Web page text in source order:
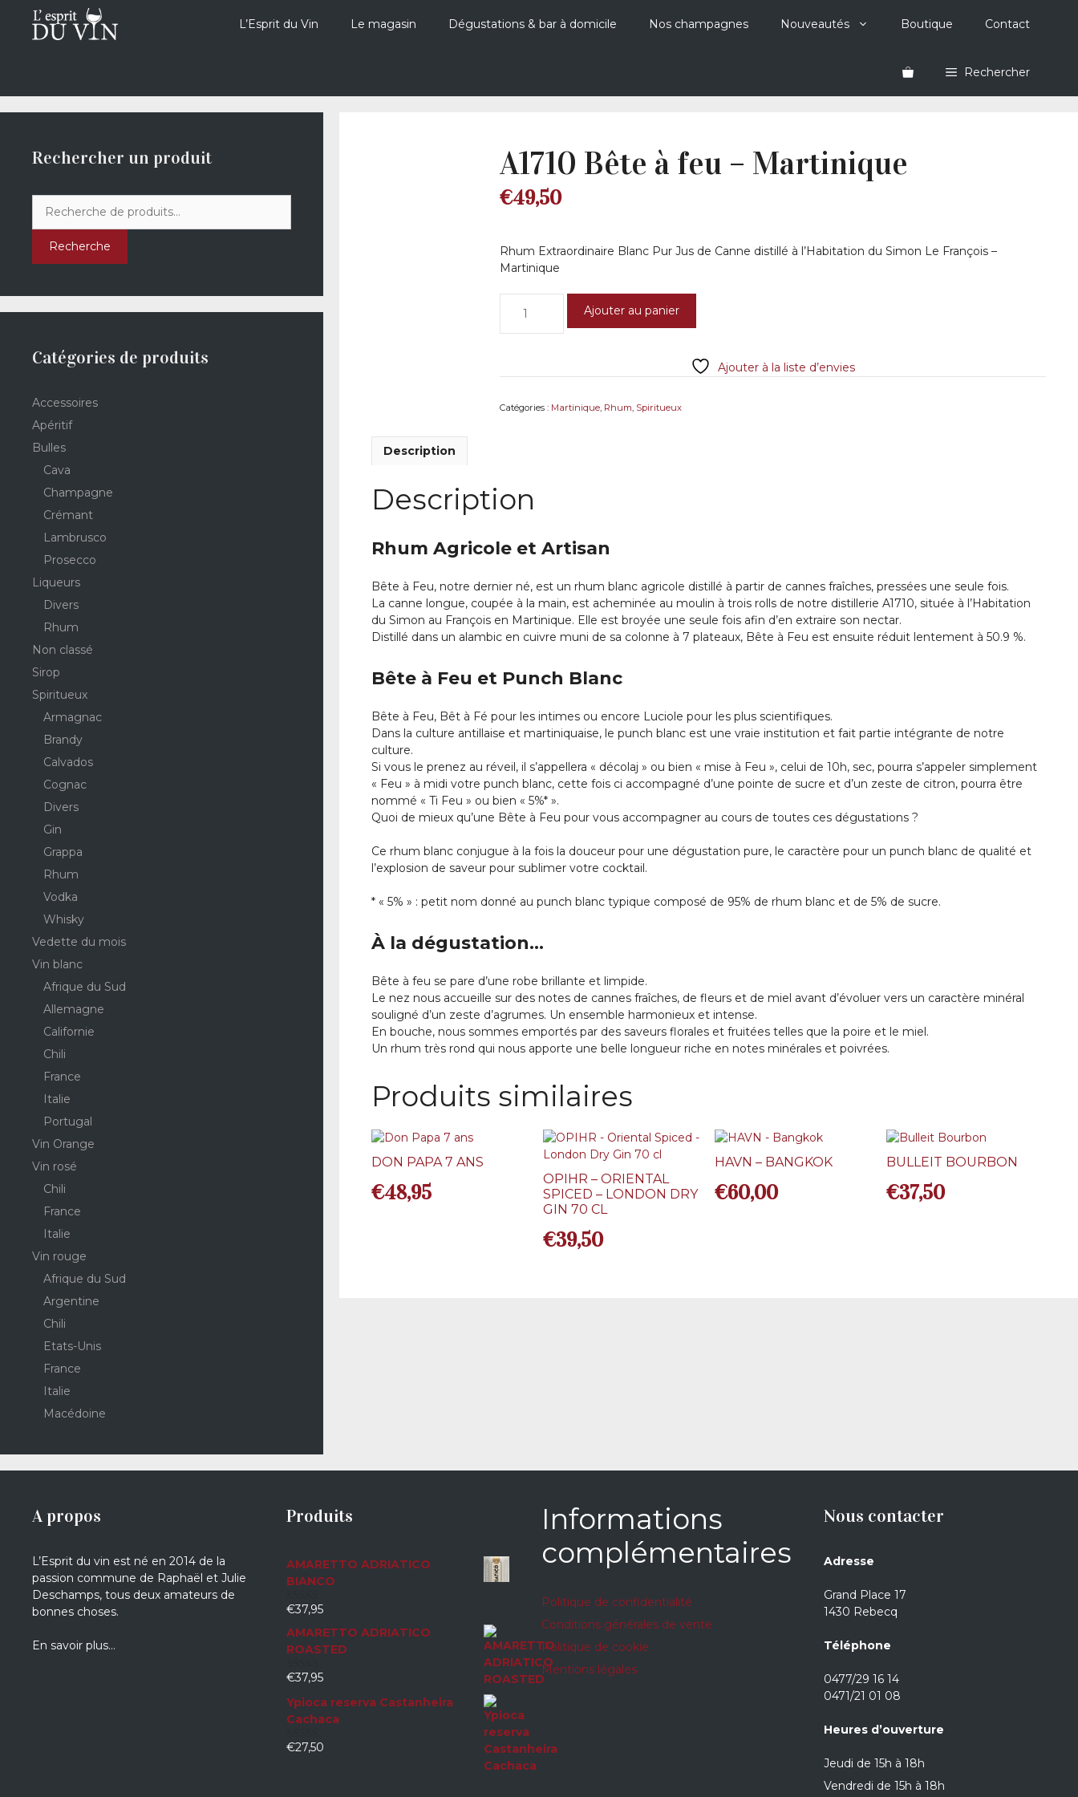
contenu
L’Esprit du Vin Le magasin Dégustations & bar à domicile Nos champagnes Nouveautés Boutique Contact
Rechercher
A1710 Bête à feu – Martinique
€49,50
Rhum Extraordinaire Blanc Pur Jus de Canne distillé à l’Habitation du Simon Le François –
Martinique
A1710
-
Ajouter au panier
Ajouter à la liste d’envies
Catégories : Martinique, Rhum Spiritueux
Description
Description
Rhum Agricole et Artisan
Bête à Feu, notre dernier né, est un rhum blanc agricole distillé à partir de cannes fraîches, pressées une seule fois.
La canne longue, coupée à la main, est acheminée au moulin à trois rolls de notre distillerie A1710, située à l’Habitation
du Simon au François en Martinique. Elle est broyée une seule fois afin d’en extraire son nectar.
Distillé dans un alambic en cuivre muni de sa colonne à 7 plateaux, Bête à Feu est ensuite réduit lentement à 50.9 %.
Bête à Feu et Punch Blanc
Bête à Feu, Bêt à Fé pour les intimes ou encore Luciole pour les plus scientifiques.
Dans la culture antillaise et martiniquaise, le punch blanc est une vraie institution et fait partie intégrante de notre
culture.
Si vous le prenez au réveil, il s’appellera « décolaj » ou bien « mise à Feu », celui de 10h, sec, pourra s’appeler simplement
« Feu » à midi votre punch blanc, cette fois ci accompagné d’une pointe de sucre et d’un zeste de citron, pourra être
nommé « Ti Feu » ou bien « 5%* ».
Quoi de mieux qu’une Bête à Feu pour vous accompagner au cours de toutes ces dégustations ?
Ce rhum blanc conjugue à la fois la douceur pour une dégustation pure, le caractère pour un punch blanc de qualité et
l’explosion de saveur pour sublimer votre cocktail.
* « 5% » : petit nom donné au punch blanc typique composé de 95% de rhum blanc et de 5% de sucre.
À la dégustation…
Bête à feu se pare d’une robe brillante et limpide.
Le nez nous accueille sur des notes de cannes fraîches, de fleurs et de miel avant d’évoluer vers un caractère minéral
souligné d’un zeste d’agrumes. Un ensemble harmonieux et intense.
En bouche, nous sommes emportés par des saveurs florales et fruitées telles que la poire et le miel.
Un rhum très rond qui nous apporte une belle longueur riche en notes minérales et poivrées.
Produits similaires
DON PAPA 7 ANS
€48,95
OPIHR – ORIENTAL
SPICED – LONDON DRY
GIN 70 CL
€39,50
HAVN – BANGKOK
€60,00
BULLEIT BOURBON
€37,50
Rechercher un produit
pour :
Recherche
Catégories de produits
Accessoires
Apéritif
Bulles
Cava
Champagne
Crémant
Lambrusco
Prosecco
Liqueurs
Divers
Rhum
Non classé
Sirop
Spiritueux
Armagnac
Brandy
Calvados
Cognac
Divers
Gin
Grappa
Rhum
Vodka
Whisky
Vedette du mois
Vin blanc
Afrique du Sud
Allemagne
Californie
Chili
France
Italie
Portugal
Vin Orange
Vin rosé
Chili
France
Italie
Vin rouge
Afrique du Sud
Argentine
Chili
Etats-Unis
France
Italie
Macédoine
A propos
L’Esprit du vin est né en 2014 de la
passion commune de Raphaël et Julie
Deschamps, tous deux amateurs de
bonnes choses.
En savoir plus…
Produits
AMARETTO ADRIATICO
BIANCO
0
5
€37,95
AMARETTO ADRIATICO
ROASTED
0
5
€37,95
Ypioca reserva Castanheira
Cachaca
0
€27,50
Informations
complémentaires
Politique de confidentialité
Conditions générales de vente
Politique de cookie
Mentions légales
Nous contacter
Adresse
Grand Place 17
1430 Rebecq
Téléphone
0477/29 16 14
0471/21 01 08
Heures d’ouverture
Jeudi de 15h à 18h
Vendredi de 15h à 18h